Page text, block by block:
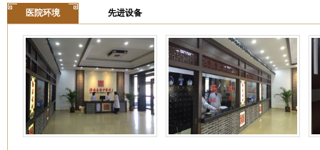
医院环境 先进设备